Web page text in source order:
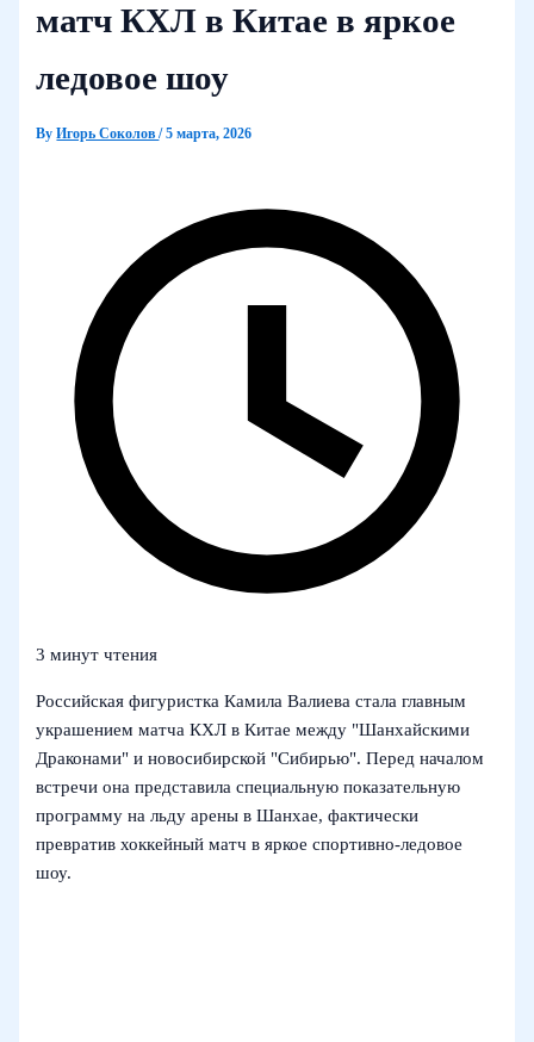
матч КХЛ в Китае в яркое
ледовое шоу
ByИгорь Соколов/5 марта, 2026
3 минут чтения
Российская фигуристка Камила Валиева стала главным
украшением матча КХЛ в Китае между "Шанхайскими
Драконами" и новосибирской "Сибирью". Перед началом
встречи она представила специальную показательную
программу на льду арены в Шанхае, фактически
превратив хоккейный матч в яркое спортивно-ледовое
шоу.